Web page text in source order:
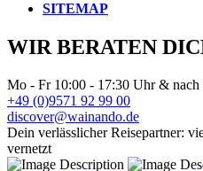
SITEMAP
WIR BERATEN
Mo - Fr 10:00 - 17:30 Uhr & nach
+49 (0)9571 92 99 00
discover@wainando.de
Dein verlässlicher Reisepartner:
vernetzt